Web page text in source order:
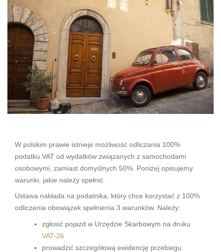
W polskim prawie istnieje możliwość odliczania 100%
podatku VAT od wydatków związanych z samochodami
osobowymi, zamiast domyślnych 50%. Poniżej opisujemy
warunki, jakie należy spełnić.
Ustawa nakłada na podatnika, który chce korzystać z 100%
odliczenia obowiązek spełnienia 3 warunków. Należy:
zgłosić pojazd w Urzędzie Skarbowym na druku
VAT-26
prowadzić szczegółową ewidencję przebiegu